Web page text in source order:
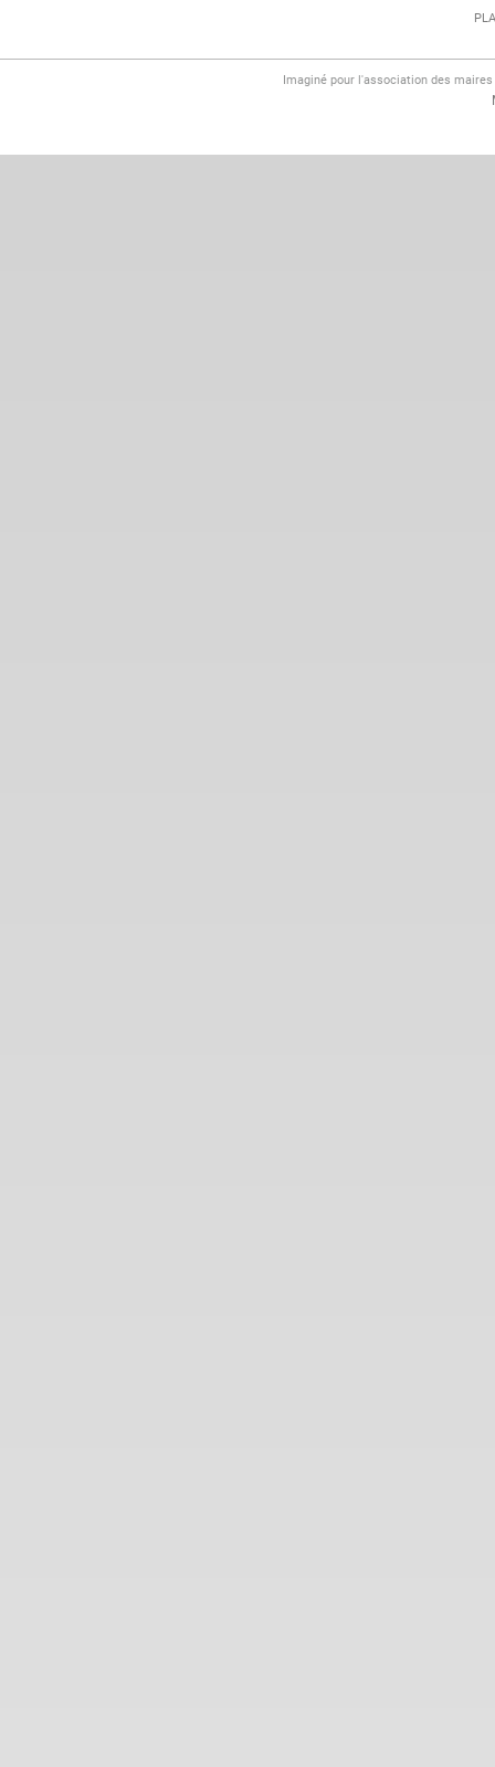
Imaginé pour l'association des